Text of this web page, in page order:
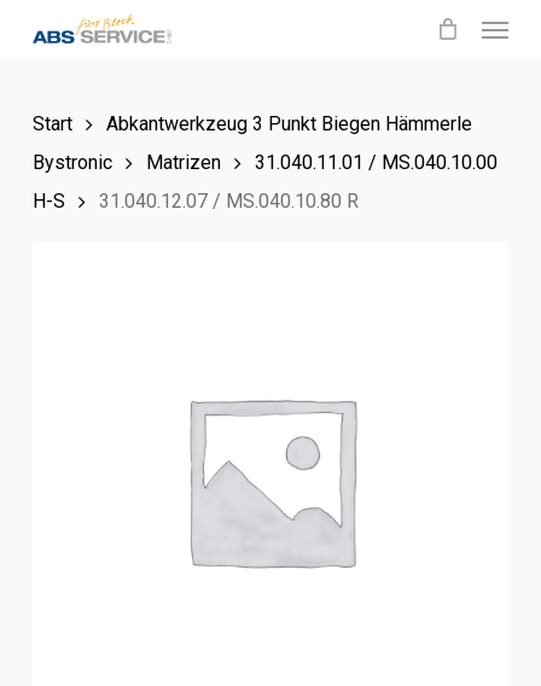
content
Start
Abkantwerkzeug 3 Punkt Biegen Hämmerle
Bystronic
Matrizen
31.040.11.01 / MS.040.10.00
H-S
31.040.12.07 / MS.040.10.80 R